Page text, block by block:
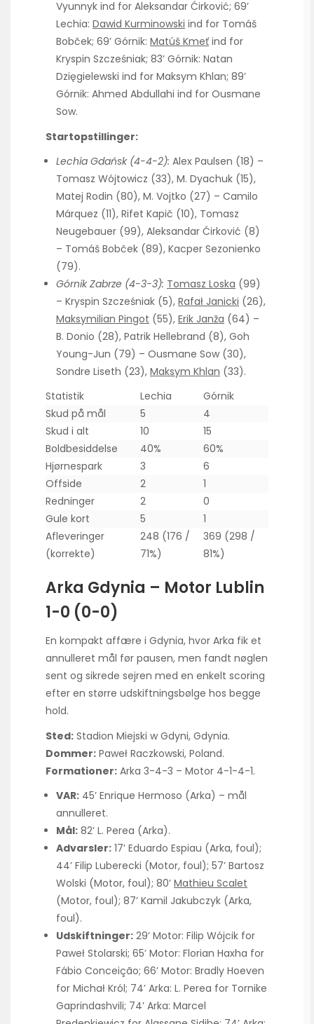
Vyunnyk ind for Aleksandar Ćirković; 69’
Lechia: Dawid Kurminowski ind for Tomáš
Bobček; 69’ Górnik: Matúš Kmeť ind for
Kryspin Szcześniak; 83’ Górnik: Natan
Dzięgielewski ind for Maksym Khlan; 89’
Górnik: Ahmed Abdullahi ind for Ousmane
Sow.
Startopstillinger:
Lechia Gdańsk (4-4-2): Alex Paulsen (18) –
Tomasz Wójtowicz (33), M. Dyachuk (15),
Matej Rodin (80), M. Vojtko (27) – Camilo
Márquez (11), Rifet Kapič (10), Tomasz
Neugebauer (99), Aleksandar Ćirković (8)
– Tomáš Bobček (89), Kacper Sezonienko
(79).
Górnik Zabrze (4-3-3): Tomasz Loska (99)
– Kryspin Szcześniak (5), Rafał Janicki (26),
Maksymilian Pingot (55), Erik Janža (64) –
B. Donio (28), Patrik Hellebrand (8), Goh
Young-Jun (79) – Ousmane Sow (30),
Sondre Liseth (23), Maksym Khlan (33).
Statistik
Lechia
Górnik
Skud på mål
5
4
Skud i alt
10
15
Boldbesiddelse
40%
60%
Hjørnespark
3
6
Offside
2
1
Redninger
2
0
Gule kort
5
1
Afleveringer
(korrekte)
248 (176 /
71%)
369 (298 /
81%)
Arka Gdynia – Motor Lublin
1-0 (0-0)
En kompakt affære i Gdynia, hvor Arka fik et
annulleret mål før pausen, men fandt nøglen
sent og sikrede sejren med en enkelt scoring
efter en større udskiftningsbølge hos begge
hold.
Sted: Stadion Miejski w Gdyni, Gdynia.
Dommer: Paweł Raczkowski, Poland.
Formationer: Arka 3-4-3 – Motor 4-1-4-1.
VAR: 45’ Enrique Hermoso (Arka) – mål
annulleret.
Mål: 82’ L. Perea (Arka).
Advarsler: 17’ Eduardo Espiau (Arka, foul);
44’ Filip Luberecki (Motor, foul); 57’ Bartosz
Wolski (Motor, foul); 80’ Mathieu Scalet
(Motor, foul); 87’ Kamil Jakubczyk (Arka,
foul).
Udskiftninger: 29’ Motor: Filip Wójcik for
Paweł Stolarski; 65’ Motor: Florian Haxha for
Fábio Conceição; 66’ Motor: Bradly Hoeven
for Michał Król; 74’ Arka: L. Perea for Tornike
Gaprindashvili; 74’ Arka: Marcel